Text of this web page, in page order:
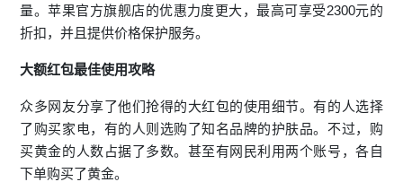
量。苹果官方旗舰店的优惠力度更大，最高可享受2300元的
折扣，并且提供价格保护服务。
大额红包最佳使用攻略
众多网友分享了他们抢得的大红包的使用细节。有的人选择
了购买家电，有的人则选购了知名品牌的护肤品。不过，购
买黄金的人数占据了多数。甚至有网民利用两个账号，各自
下单购买了黄金。